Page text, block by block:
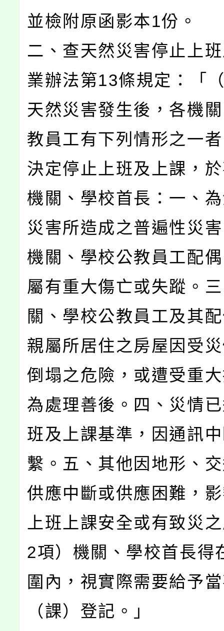
並檢附原函影本1份。
二、查天然災害停止上
業辦法第13條規定：「
天然災害發生後，各機
教員工有下列情形之一
決定停止上班及上課，
機關、學校首長：一、
災害所造成之普遍性災
機關、學校公教員工配
屬有重大傷亡或失蹤。
關、學校公教員工及其
親屬所居住之房屋因受
倒塌之危險，或遭受重
為處理善後。四、災情
班及上課基準，因通訊
繫。五、其他因地形、
供應中斷或供應困難，
上班上課安全或有致災
2項）機關、學校首長得
圍內，視實際需要給予
（課）登記。」